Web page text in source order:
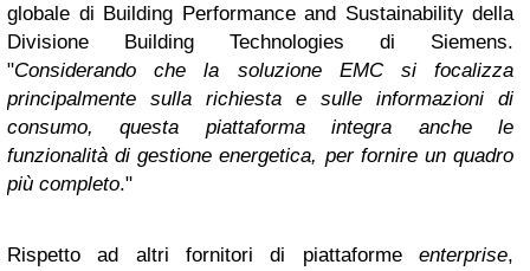
globale di Building Performance and Sustainability della
Divisione Building Technologies di Siemens.
"Considerando che la soluzione EMC si focalizza
principalmente sulla richiesta e sulle informazioni di
consumo, questa piattaforma integra anche le
funzionalità di gestione energetica, per fornire un quadro
più completo."
Rispetto ad altri fornitori di piattaforme enterprise,